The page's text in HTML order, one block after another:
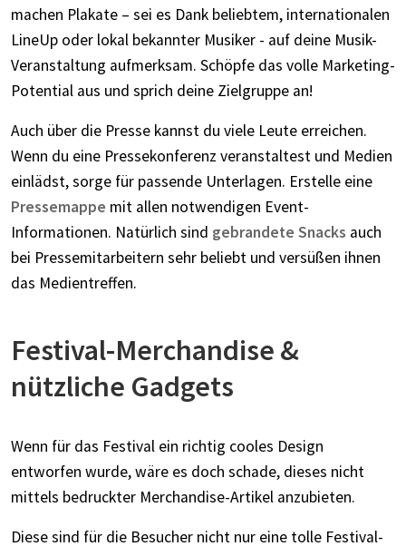
machen Plakate – sei es Dank beliebtem, internationalen
LineUp oder lokal bekannter Musiker - auf deine Musik-
Veranstaltung aufmerksam. Schöpfe das volle Marketing-
Potential aus und sprich deine Zielgruppe an!
Auch über die Presse kannst du viele Leute erreichen.
Wenn du eine Pressekonferenz veranstaltest und Medien
einlädst, sorge für passende Unterlagen. Erstelle eine
Pressemappe mit allen notwendigen Event-
Informationen. Natürlich sind gebrandete Snacks auch
bei Pressemitarbeitern sehr beliebt und versüßen ihnen
das Medientreffen.
Festival-Merchandise &
nützliche Gadgets
Wenn für das Festival ein richtig cooles Design
entworfen wurde, wäre es doch schade, dieses nicht
mittels bedruckter Merchandise-Artikel anzubieten.
Diese sind für die Besucher nicht nur eine tolle Festival-